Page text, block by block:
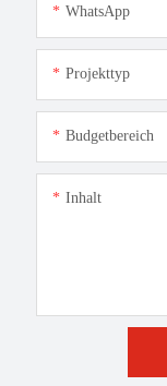
WhatsApp
Projekttyp
Budgetbereich
Inhalt